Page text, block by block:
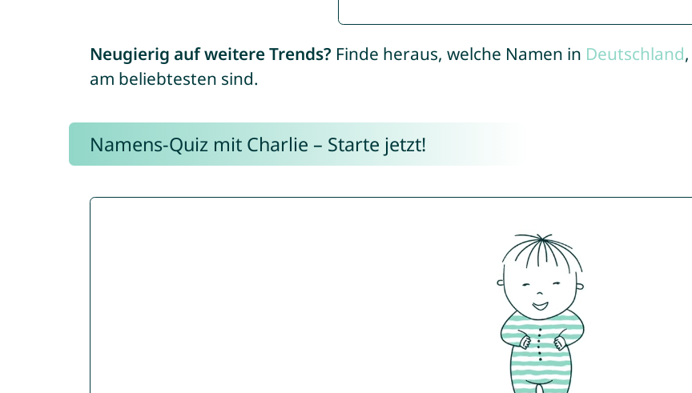
Neugierig auf weitere Trends? Finde heraus, welche Namen in Deutschland,
am beliebtesten sind.
Namens-Quiz mit Charlie – Starte jetzt!